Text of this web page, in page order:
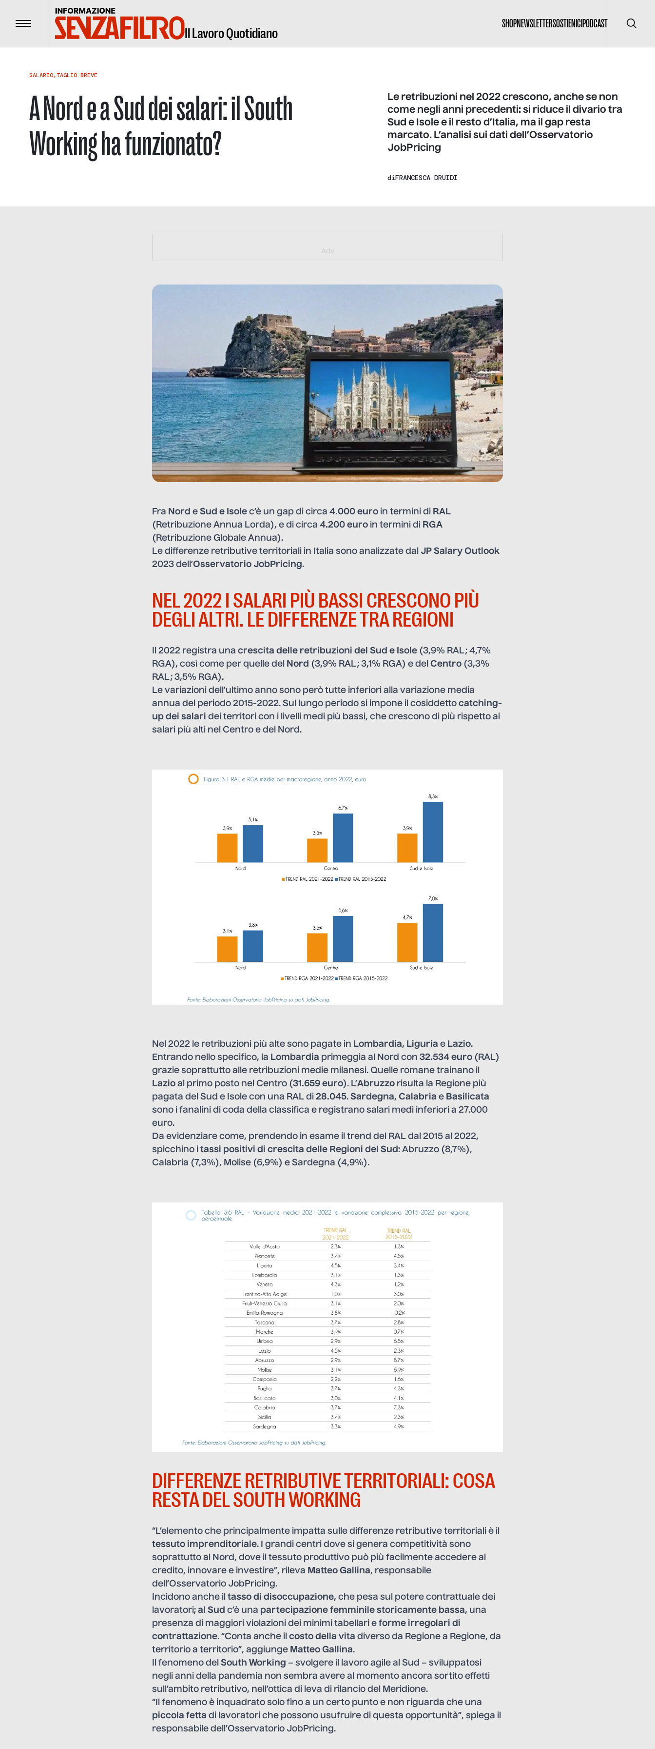
Menu Il Lavoro Quotidiano
SHOPNEWSLETTERSOSTIENICIPODCAST Cerca
SALARIO,TAGLIO BREVE
A Nord e a Sud dei salari: il South
Working ha funzionato?
Le retribuzioni nel 2022 crescono, anche se non
come negli anni precedenti: si riduce il divario tra
Sud e Isole e il resto d’Italia, ma il gap resta
marcato. L’analisi sui dati dell’Osservatorio
JobPricing
diFRANCESCA DRUIDI
Adv
Fra Nord e Sud e Isole c’è un gap di circa 4.000 euro in termini di RAL
(Retribuzione Annua Lorda), e di circa 4.200 euro in termini di RGA
(Retribuzione Globale Annua).
Le differenze retributive territoriali in Italia sono analizzate dal JP Salary Outlook
2023 dell’Osservatorio JobPricing.
NEL 2022 I SALARI PIÙ BASSI CRESCONO PIÙ
DEGLI ALTRI. LE DIFFERENZE TRA REGIONI
Il 2022 registra una crescita delle retribuzioni del Sud e Isole (3,9% RAL; 4,7%
RGA), così come per quelle del
Nord (3,9% RAL; 3,1% RGA) e del Centro (3,3%
RAL; 3,5% RGA).
Le variazioni dell’ultimo anno sono però tutte inferiori alla variazione media
annua del periodo 2015-2022. Sul lungo periodo si impone il cosiddetto catching-
up dei salari dei territori con i livelli medi più bassi, che crescono di più rispetto ai
salari più alti nel Centro e del Nord.
Nel 2022 le retribuzioni più alte sono pagate in Lombardia, Liguria e Lazio.
Entrando nello specifico, la Lombardia primeggia al Nord con 32.534 euro (RAL)
grazie soprattutto alle retribuzioni medie milanesi. Quelle romane trainano il
Lazio al primo posto nel Centro (31.659 euro). L’Abruzzo risulta la Regione più
pagata del Sud e Isole con una RAL di 28.045. Sardegna, Calabria e Basilicata
sono i fanalini di coda della classifica e registrano salari medi inferiori a 27.000
euro.
Da evidenziare come, prendendo in esame il trend del RAL dal 2015 al 2022,
spicchino i tassi positivi di crescita delle Regioni del Sud : Abruzzo (8,7%),
Calabria (7,3%), Molise (6,9%) e Sardegna (4,9%).
DIFFERENZE RETRIBUTIVE TERRITORIALI: COSA
RESTA DEL SOUTH WORKING
“L’elemento che principalmente impatta sulle differenze retributive territoriali è il
tessuto imprenditoriale. I grandi centri dove si genera competitività sono
soprattutto al Nord, dove il tessuto produttivo può più facilmente accedere al
credito, innovare e investire”, rileva Matteo Gallina, responsabile
dell’Osservatorio JobPricing.
Incidono anche il tasso di disoccupazione, che pesa sul potere contrattuale dei
lavoratori; al Sud c’è una partecipazione femminile storicamente bassa, una
presenza di maggiori violazioni dei minimi tabellari e forme irregolari di
contrattazione. “Conta anche il costo della vita diverso da Regione a Regione, da
territorio a territorio”, aggiunge Matteo Gallina.
Il fenomeno del South Working – svolgere il lavoro agile al Sud – sviluppatosi
negli anni della pandemia non sembra avere al momento ancora sortito effetti
sull’ambito retributivo, nell’ottica di leva di rilancio del Meridione.
“Il fenomeno è inquadrato solo fino a un certo punto e non riguarda che una
piccola fetta di lavoratori che possono usufruire di questa opportunità”, spiega il
responsabile dell’Osservatorio JobPricing.